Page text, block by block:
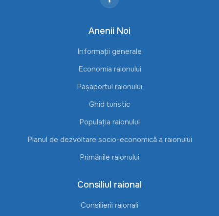
Anenii Noi
Informații generale
Economia raionului
Pașaportul raionului
Ghid turistic
Populația raionului
Planul de dezvoltare socio-economică a raionului
Primăriile raionului
Consiliul raional
Consilierii raionali